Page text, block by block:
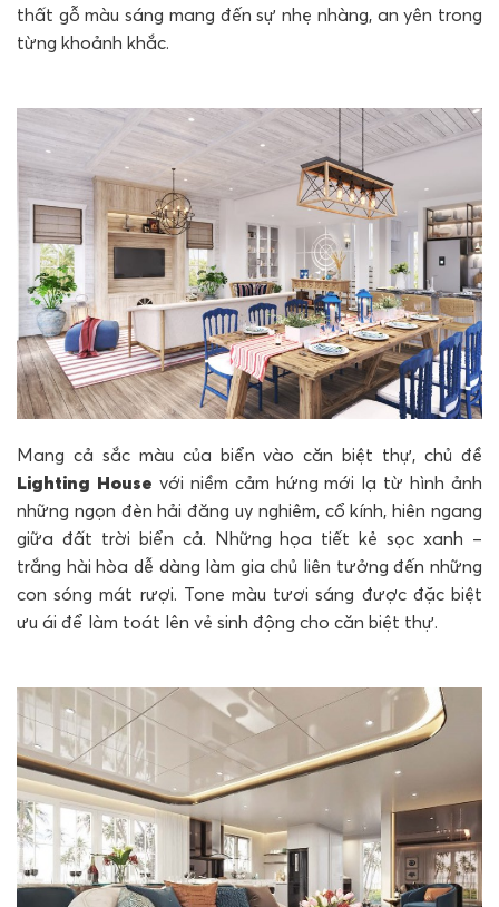
thất gỗ màu sáng mang đến sự nhẹ nhàng, an yên trong
từng khoảnh khắc.
Mang cả sắc màu của biển vào căn biệt thự, chủ đề
Lighting House với niềm cảm hứng mới lạ từ hình ảnh
những ngọn đèn hải đăng uy nghiêm, cổ kính, hiên ngang
giữa đất trời biển cả. Những họa tiết kẻ sọc xanh –
trắng hài hòa dễ dàng làm gia chủ liên tưởng đến những
con sóng mát rượi. Tone màu tươi sáng được đặc biệt
ưu ái để làm toát lên vẻ sinh động cho căn biệt thự.